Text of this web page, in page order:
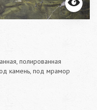
полированная
камень, под мрамор